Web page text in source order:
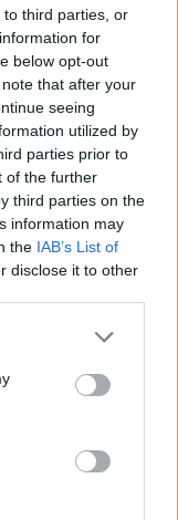
third parties, or
for
below opt-out
that after your
seeing
utilized by
parties prior to
of the further
third parties on the
information may
the IAB’s List of
disclose it to other
8 Αυγούστου.
θα βρεθεί
με φιλικούς
θα
12
πάντα-